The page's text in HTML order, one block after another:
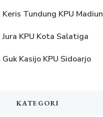
Tundung KPU Madiun
KPU Kota Salatiga
Kasijo KPU Sidoarjo
KATEGORI